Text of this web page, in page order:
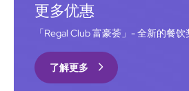
更多优惠
「Regal Club 富豪荟」- 全新的餐饮
了解更多